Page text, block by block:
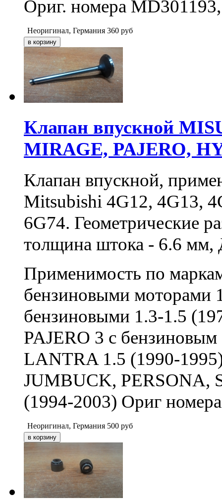
Ориг. номера
Неоригинал, Германия 360 руб
Клапан впускной
MIRAGE, PAJERO,
Клапан впускной,
Mitsubishi 4G12, 4G13,
6G74. Геометрические
толщина штока - 6.6 мм,
Применимость по
бензиновыми моторами
бензиновыми 1.3-1.5
PAJERO 3 с
LANTRA 1.5 (1990-
JUMBUCK, PERSONA,
(1994-2003) Ориг
Неоригинал, Германия 500 руб